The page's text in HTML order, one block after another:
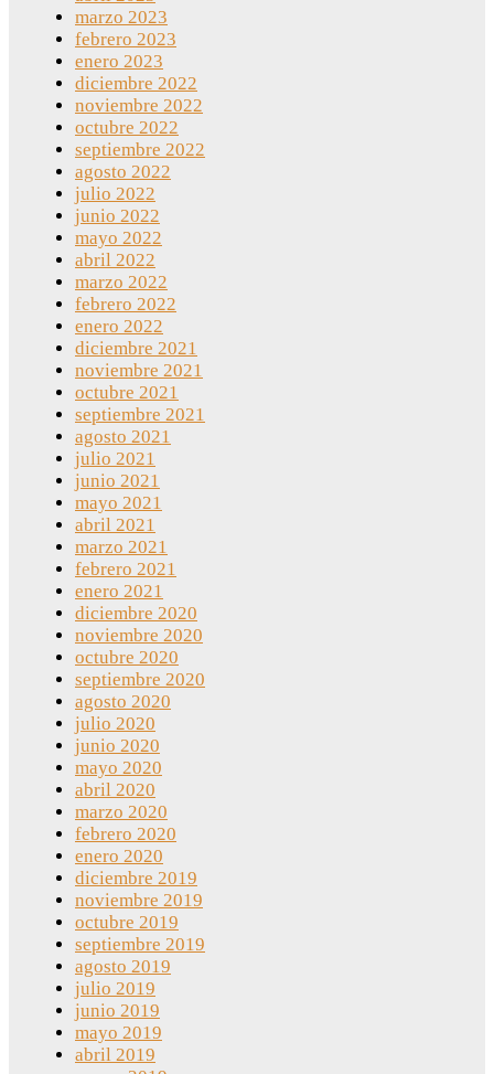
marzo 2023
febrero 2023
enero 2023
diciembre 2022
noviembre 2022
octubre 2022
septiembre 2022
agosto 2022
julio 2022
junio 2022
mayo 2022
abril 2022
marzo 2022
febrero 2022
enero 2022
diciembre 2021
noviembre 2021
octubre 2021
septiembre 2021
agosto 2021
julio 2021
junio 2021
mayo 2021
abril 2021
marzo 2021
febrero 2021
enero 2021
diciembre 2020
noviembre 2020
octubre 2020
septiembre 2020
agosto 2020
julio 2020
junio 2020
mayo 2020
abril 2020
marzo 2020
febrero 2020
enero 2020
diciembre 2019
noviembre 2019
octubre 2019
septiembre 2019
agosto 2019
julio 2019
junio 2019
mayo 2019
abril 2019